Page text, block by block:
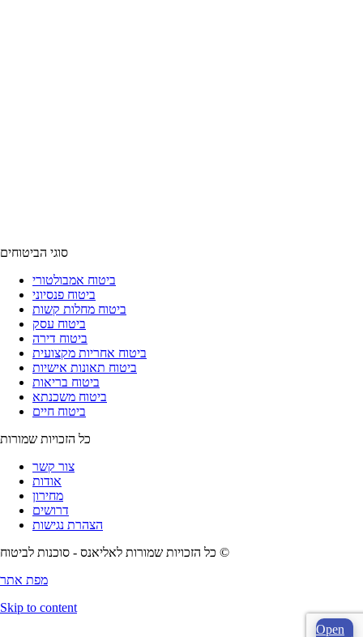
סוגי הביטוחים
ביטוח אמבולטורי
ביטוח פנסיוני
ביטוח מחלות קשות
ביטוח עסק
ביטוח דירה
ביטוח אחריות מקצועית
ביטוח תאונות אישיות
ביטוח בריאות
ביטוח משכנתא
ביטוח חיים
כל הזכויות שמורות
צור קשר
אודות
מחירון
דרושים
הצהרת נגישות
כל הזכויות שמורות לאליאנס - סוכנות לביטוח ©
מפת אתר
Skip to content
Open